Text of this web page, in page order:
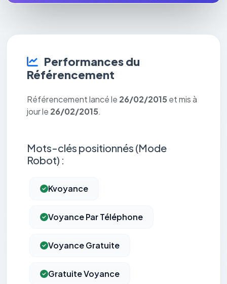
Performances du
Référencement
Référencement lancé le 26/02/2015 et mis à
jour le 26/02/2015.
Mots-clés positionnés (Mode
Robot) :
Kvoyance
Voyance Par Téléphone
Voyance Gratuite
Gratuite Voyance